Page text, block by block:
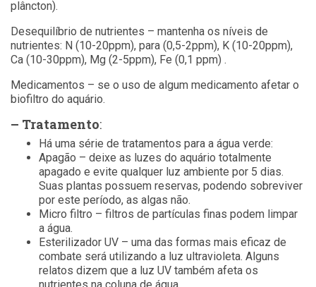
plâncton).
Desequilíbrio de nutrientes – mantenha os níveis de
nutrientes: N (10-20ppm), para (0,5-2ppm), K (10-20ppm),
Ca (10-30ppm), Mg (2-5ppm), Fe (0,1 ppm) .
Medicamentos – se o uso de algum medicamento afetar o
biofiltro do aquário.
– Tratamento:
Há uma série de tratamentos para a água verde:
Apagão – deixe as luzes do aquário totalmente
apagado e evite qualquer luz ambiente por 5 dias.
Suas plantas possuem reservas, podendo sobreviver
por este período, as algas não.
Micro filtro – filtros de partículas finas podem limpar
a água.
Esterilizador UV – uma das formas mais eficaz de
combate será utilizando a luz ultravioleta. Alguns
relatos dizem que a luz UV também afeta os